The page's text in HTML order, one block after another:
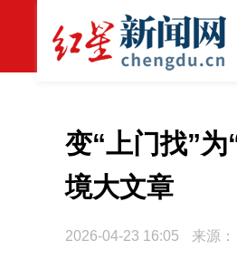
变“上门找”
境大文章
2026-04-23 16:05 来源：